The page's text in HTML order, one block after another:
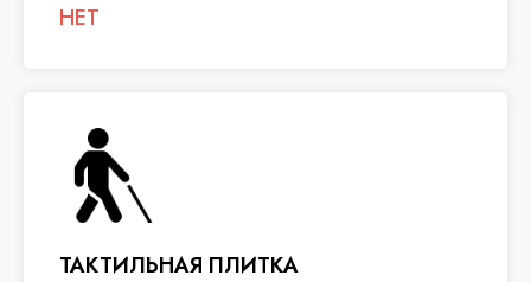
НЕТ
ТАКТИЛЬНАЯ ПЛИТКА